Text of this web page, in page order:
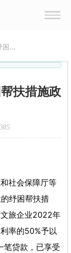
困
扶措施政
385
社会保障厅等
纾困帮扶措
旅企业2022年
率的50%予以
笔贷款，已享受